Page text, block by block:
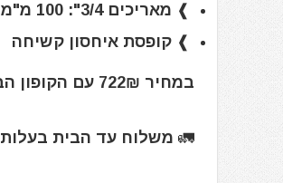
❱ מאריכים 3/4": 100 מ"מ, 200 מ"מ
❱ קופסת איחסון קשיחה
במחיר 722₪ עם הקופון הבלעדי newtools בלבד
🚛 משלוח עד הבית בעלות 39₪ או איסוף עצמי בחינם